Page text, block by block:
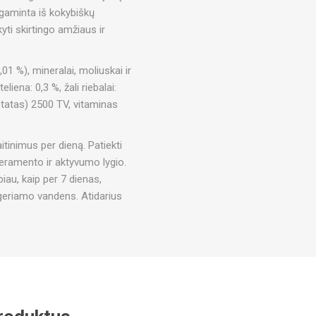
iš kokybiškų
skirtingo amžiaus ir
%), mineralai, moliuskai ir
0,3 %, žali riebalai:
2500 TV, vitaminas
per dieną. Patiekti
ir aktyvumo lygio.
kaip per 7 dienas,
vandens. Atidarius